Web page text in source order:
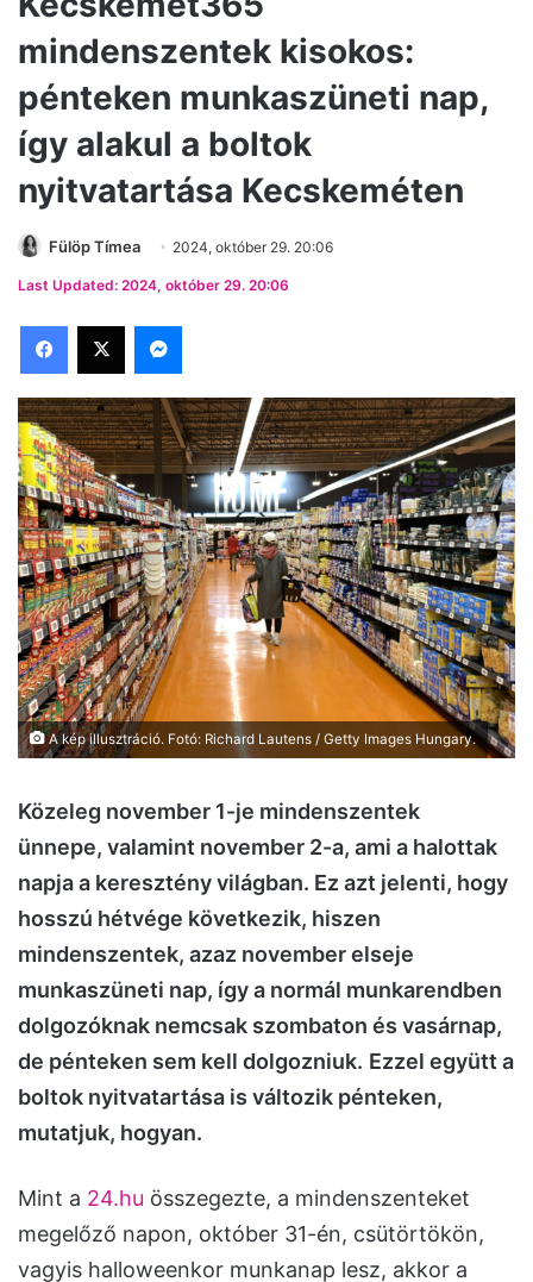
mindenszentek kisokos:
pénteken munkaszüneti nap,
így alakul a boltok
nyitvatartása Kecskeméten
Fülöp Tímea 2024, október 29. 20:06
Last Updated: 2024, október 29. 20:06
Facebook
X Messenger
A kép illusztráció. Fotó: Richard Lautens / Getty Images Hungary.
Közeleg november 1-je mindenszentek
ünnepe, valamint november 2-a, ami a halottak
napja a keresztény világban. Ez azt jelenti, hogy
hosszú hétvége következik, hiszen
mindenszentek, azaz november elseje
munkaszüneti nap, így a normál munkarendben
dolgozóknak nemcsak szombaton és vasárnap,
de pénteken sem kell dolgozniuk. Ezzel együtt a
boltok nyitvatartása is változik pénteken,
mutatjuk, hogyan.
Mint a 24.hu összegezte, a mindenszenteket
megelőző napon, október 31-én, csütörtökön,
vagyis halloweenkor munkanap lesz, akkor a